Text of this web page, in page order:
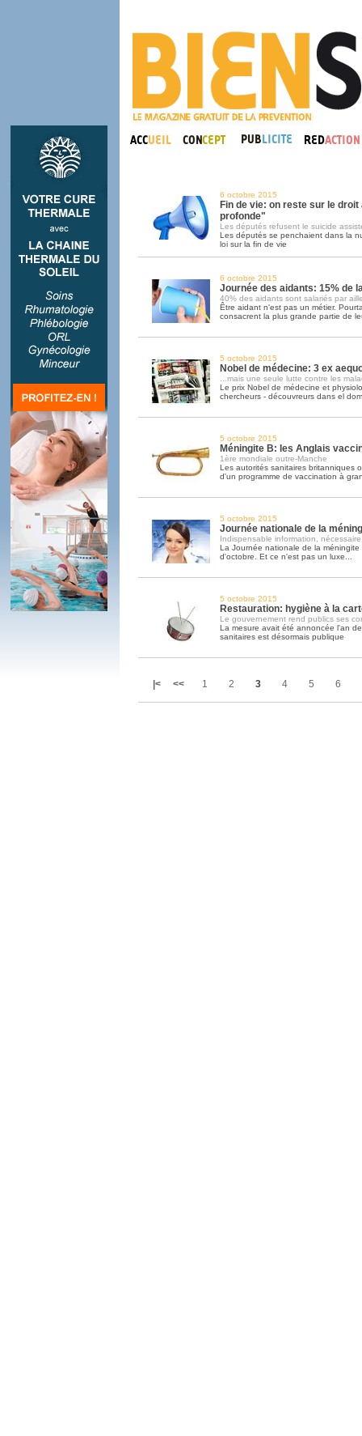
6 octobre 2015
Fin de vie: on reste sur le
profonde"
Les députés refusent le suicide
Les députés se penchaient dans la
loi sur la fin de vie
6 octobre 2015
Journée des aidants: 15% de
40% des aidants sont salariés par
Être aidant n'est pas un métier.
consacrent la plus grande partie de
5 octobre 2015
Nobel de médecine: 3 ex
...mais une seule lutte contre les
Le prix Nobel de médecine et
chercheurs - découvreurs dans el
5 octobre 2015
Méningite B: les Anglais
1ère mondiale outre-Manche
Les autorités sanitaires britanniques
d'un programme de vaccination à
5 octobre 2015
Journée nationale de la
Indispensable information,
La Journée nationale de la
d'octobre. Et ce n'est pas un luxe...
5 octobre 2015
Restauration: hygiène à la
Le gouvernement rend publics ses
La mesure avait été annoncée l'an
sanitaires est désormais publique
|< << 1 2 3 4 5 6